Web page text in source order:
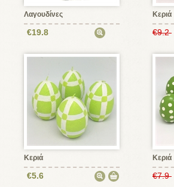
Λαγουδίνες
€19.8
Κεριά
€9.2
Κεριά
€5.6
Κεριά
€7.9